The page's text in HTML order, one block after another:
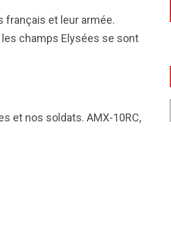
français et leur armée.
champs Elysées se sont
et nos soldats. AMX-10RC,